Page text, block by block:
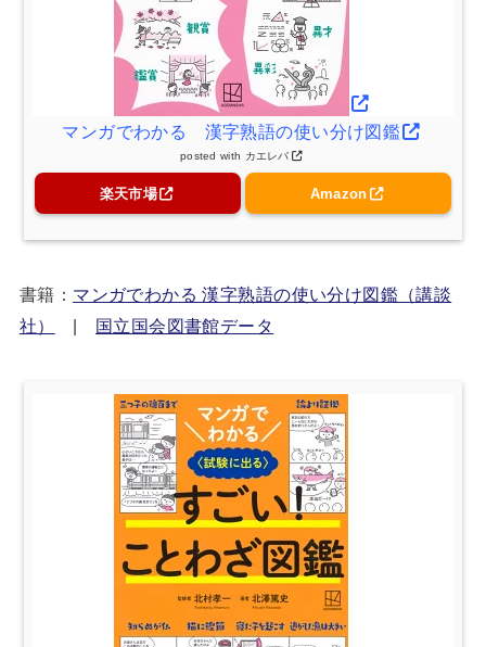
マンガでわかる 漢字熟語の使い分け図鑑
posted with カエレバ
楽天市場 Amazon
書籍： マンガでわかる 漢字熟語の使い分け図鑑（講談
社）
| 国立国会図書館データ